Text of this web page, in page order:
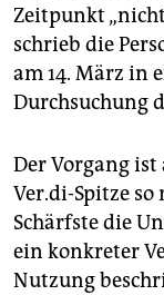
Zeitpunkt
schrieb die
am 14. März in
Durchsuchung
Der Vorgang ist
Ver.di-Spitze
Schärfste die
ein konkreter
Nutzung